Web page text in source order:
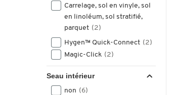
Carrelage, sol en vinyle, sol
en linoléum, sol stratifié,
parquet (2)
Hygen™ Quick-Connect (2)
Magic-Click (2)
Seau intérieur
non (6)